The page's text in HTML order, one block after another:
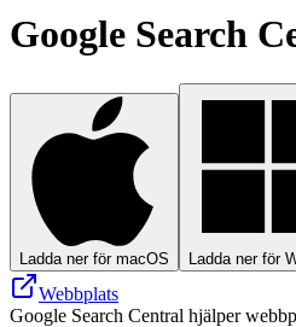
Google Search
Ladda ner för macOS Ladda ner för
Webbplats
Google Search Central hjälper